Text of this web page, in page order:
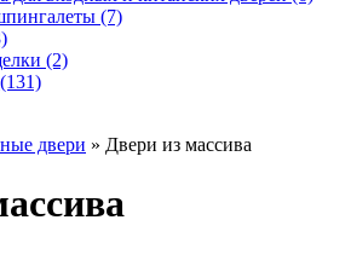
(7)
(2)
двери » Двери из массива